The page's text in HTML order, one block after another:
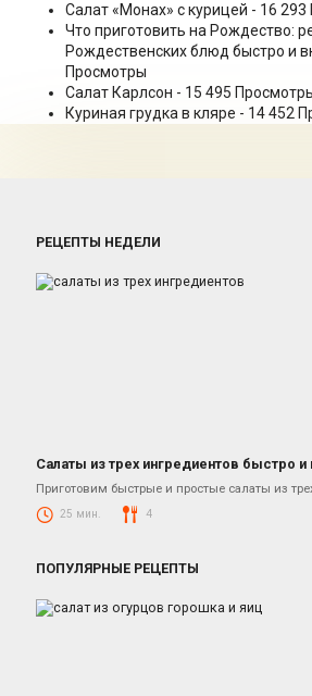
Салат «Монах» с курицей - 16
Что приготовить на Рождество:
Рождественских блюд быстро и
Просмотры
Салат Карлсон - 15 495
Куриная грудка в кляре - 14 452
РЕЦЕПТЫ НЕДЕЛИ
Салаты из трех ингредиентов быстро и
Приготовим быстрые и простые салаты из
25 мин. 4
ПОПУЛЯРНЫЕ РЕЦЕПТЫ